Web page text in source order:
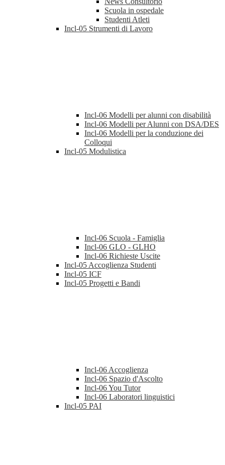
Scuola in ospedale
Studenti Atleti
Incl-05 Strumenti di Lavoro
Incl-06 Modelli per alunni con disabilità
Incl-06 Modelli per Alunni con DSA/DES
Incl-06 Modelli per la conduzione dei
Colloqui
Incl-05 Modulistica
Incl-06 Scuola - Famiglia
Incl-06 GLO - GLHO
Incl-06 Richieste Uscite
Incl-05 Accoglienza Studenti
Incl-05 ICF
Incl-05 Progetti e Bandi
Incl-06 Accoglienza
Incl-06 Spazio d'Ascolto
Incl-06 You Tutor
Incl-06 Laboratori linguistici
Incl-05 PAI